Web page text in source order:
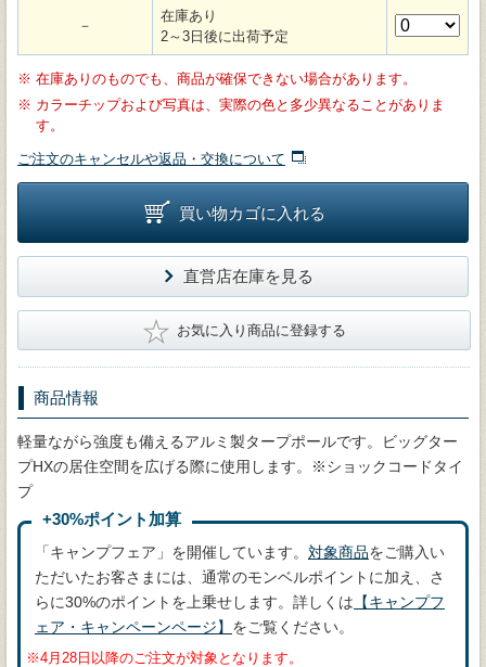
－
在庫あり
2～3日後に出荷予定
※ 在庫ありのものでも、商品が確保できない場合があります。
※ カラーチップおよび写真は、実際の色と多少異なることがありま
す。
ご注文のキャンセルや返品・交換について
買い物カゴに入れる
直営店在庫を見る
★ お気に入り商品に登録する
商品情報
軽量ながら強度も備えるアルミ製タープポールです。ビッグター
プHXの居住空間を広げる際に使用します。※ショックコードタイ
プ
+30%ポイント加算
「キャンプフェア」を開催しています。 対象商品をご購入い
ただいたお客さまには、通常のモンベルポイントに加え、さ
らに30%のポイントを上乗せします。詳しくは 【キャンプフ
ェア・キャンペーンページ】 をご覧ください。
※4月28日以降のご注文が対象となります。